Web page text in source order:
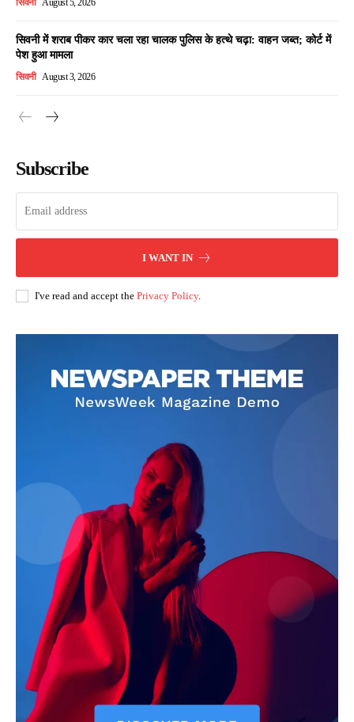
सिवनी August 5, 2026
सिवनी में शराब पीकर कार चला रहा चालक पुलिस के हत्थे चढ़ा: वाहन जब्त; कोर्ट में
पेश हुआ मामला
सिवनी August 3, 2026
Subscribe
I WANT IN
I've read and accept the Privacy Policy.